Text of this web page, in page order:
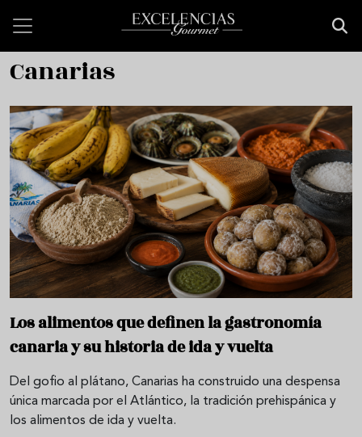
Canarias
Los alimentos que definen la gastronomía
canaria y su historia de ida y vuelta
Del gofio al plátano, Canarias ha construido una despensa
única marcada por el Atlántico, la tradición prehispánica y
los alimentos de ida y vuelta.